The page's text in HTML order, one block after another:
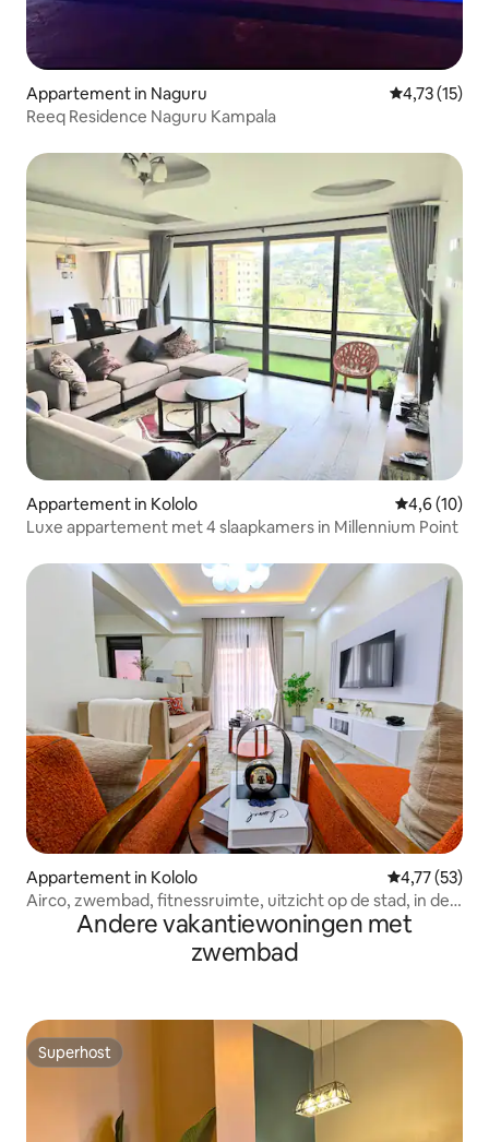
Appartement in Naguru Gemiddelde
4,73 (15)
Reeq Residence Naguru Kampala
Appartement in Kololo
4,6 (10)
Luxe appartement met 4 slaapkamers in Millennium Point
Appartement in Kololo Gemiddelde
4,77 (53)
Airco, zwembad, fitnessruimte, uitzicht op de stad, in de
buurt van Acacia Mall Kololo
Andere vakantiewoningen met
zwembad
Superhost
Superhost